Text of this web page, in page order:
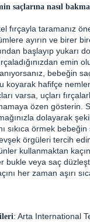
saçlarına nasıl
fırçayla taramanız
ayırın ve birer
başlayıp yukarı
emin
bebeğin
koyarak hafifçe
varsa, uçları
özen gösterin.
dolayarak
sıkıca örmek
örgüleri tercih
kullanmaktan
bukle veya saç
her zaman aşırı
: Arta International